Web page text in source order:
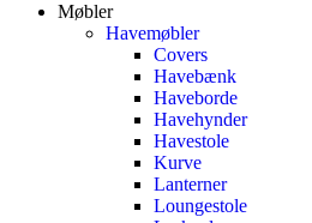
Møbler
Havemøbler
Covers
Havebænk
Haveborde
Havehynder
Havestole
Kurve
Lanterner
Loungestole